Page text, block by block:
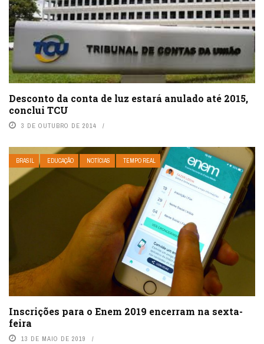
Desconto da conta de luz estará anulado até 2015,
conclui TCU
3 DE OUTUBRO DE 2014
BRASIL EDUCAÇÃO NOTÍCIAS TEMPO REAL
Inscrições para o Enem 2019 encerram na sexta-
feira
13 DE MAIO DE 2019